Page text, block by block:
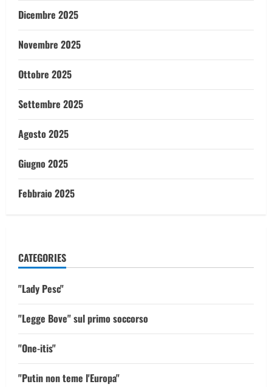
Dicembre 2025
Novembre 2025
Ottobre 2025
Settembre 2025
Agosto 2025
Giugno 2025
Febbraio 2025
CATEGORIES
"Lady Pesc"
"Legge Bove" sul primo soccorso
"One-itis"
"Putin non teme l'Europa"